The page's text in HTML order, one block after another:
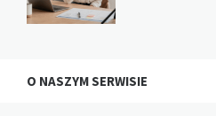
O NASZYM SERWISIE